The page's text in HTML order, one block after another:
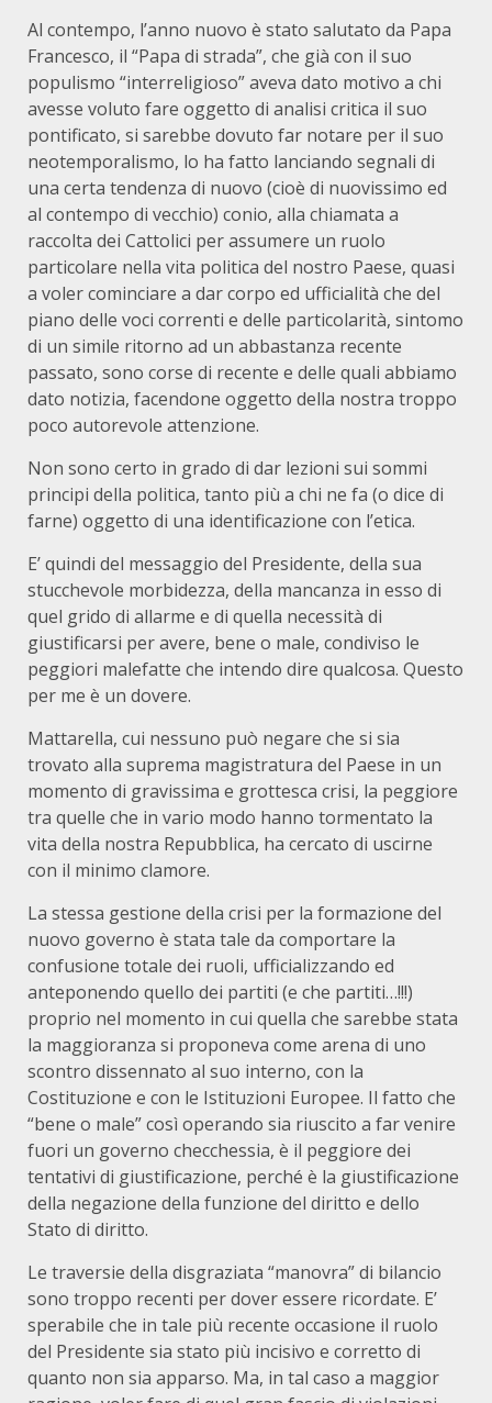
Al contempo, l’anno nuovo è stato salutato da Papa
Francesco, il “Papa di strada”, che già con il suo
populismo “interreligioso” aveva dato motivo a chi
avesse voluto fare oggetto di analisi critica il suo
pontificato, si sarebbe dovuto far notare per il suo
neotemporalismo, lo ha fatto lanciando segnali di
una certa tendenza di nuovo (cioè di nuovissimo ed
al contempo di vecchio) conio, alla chiamata a
raccolta dei Cattolici per assumere un ruolo
particolare nella vita politica del nostro Paese, quasi
a voler cominciare a dar corpo ed ufficialità che del
piano delle voci correnti e delle particolarità, sintomo
di un simile ritorno ad un abbastanza recente
passato, sono corse di recente e delle quali abbiamo
dato notizia, facendone oggetto della nostra troppo
poco autorevole attenzione.
Non sono certo in grado di dar lezioni sui sommi
principi della politica, tanto più a chi ne fa (o dice di
farne) oggetto di una identificazione con l’etica.
E’ quindi del messaggio del Presidente, della sua
stucchevole morbidezza, della mancanza in esso di
quel grido di allarme e di quella necessità di
giustificarsi per avere, bene o male, condiviso le
peggiori malefatte che intendo dire qualcosa. Questo
per me è un dovere.
Mattarella, cui nessuno può negare che si sia
trovato alla suprema magistratura del Paese in un
momento di gravissima e grottesca crisi, la peggiore
tra quelle che in vario modo hanno tormentato la
vita della nostra Repubblica, ha cercato di uscirne
con il minimo clamore.
La stessa gestione della crisi per la formazione del
nuovo governo è stata tale da comportare la
confusione totale dei ruoli, ufficializzando ed
anteponendo quello dei partiti (e che partiti…!!!)
proprio nel momento in cui quella che sarebbe stata
la maggioranza si proponeva come arena di uno
scontro dissennato al suo interno, con la
Costituzione e con le Istituzioni Europee. Il fatto che
“bene o male” così operando sia riuscito a far venire
fuori un governo checchessia, è il peggiore dei
tentativi di giustificazione, perché è la giustificazione
della negazione della funzione del diritto e dello
Stato di diritto.
Le traversie della disgraziata “manovra” di bilancio
sono troppo recenti per dover essere ricordate. E’
sperabile che in tale più recente occasione il ruolo
del Presidente sia stato più incisivo e corretto di
quanto non sia apparso. Ma, in tal caso a maggior